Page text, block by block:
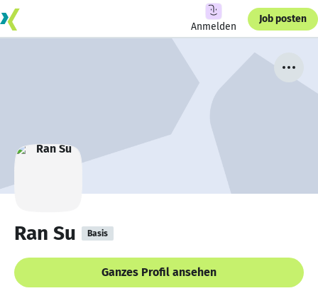
Anmelden
Job posten
Ran Su Basis
Ganzes Profil ansehen